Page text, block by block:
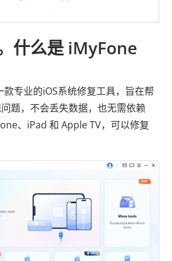
什么是 iMyFone
专业的iOS系统修复工具，旨在帮
题，不会丢失数据，也无需依赖
、iPad 和 Apple TV，可以修复